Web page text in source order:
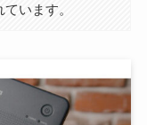
います。